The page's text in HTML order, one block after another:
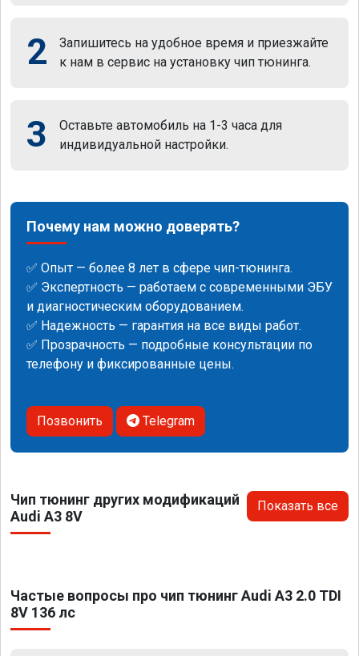
2
Запишитесь на удобное время и приезжайте
к нам в сервис на установку чип тюнинга.
3
Оставьте автомобиль на 1-3 часа для
индивидуальной настройки.
Почему нам можно доверять?
✅ Опыт — более 8 лет в сфере чип-тюнинга.
✅ Экспертность — работаем с современными ЭБУ
и диагностическим оборудованием.
✅ Надежность — гарантия на все виды работ.
✅ Прозрачность — подробные консультации по
телефону и фиксированные цены.
Позвонить Telegram
Чип тюнинг других модификаций
Audi A3 8V
Показать все
Частые вопросы про чип тюнинг Audi A3 2.0 TDI
8V 136 лс